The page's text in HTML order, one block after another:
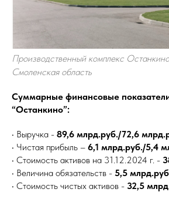
Производственный комплекс
Смоленская область
Суммарные финансовые
“Останкино”:
• Выручка - 89,6 млрд.руб./72,6
• Чистая прибыль – 6,1 млрд.руб./5,4
• Стоимость активов на 31.12.2024 г. -
• Величина обязательств - 5,5
• Стоимость чистых активов - 32,5